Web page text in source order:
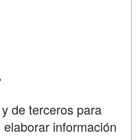
de terceros para
información